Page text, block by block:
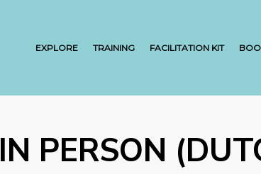
EXPLORE TRAINING FACILITATION KIT
IN PERSON